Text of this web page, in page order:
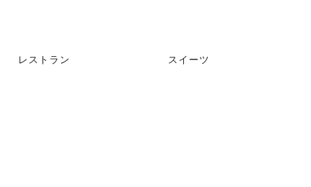
レストラン スイーツ